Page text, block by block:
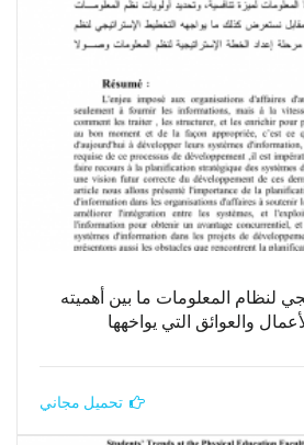
لنظام المعلومات ما بين أهميته
والعوائق التي يواخهها
تحميل مجاني